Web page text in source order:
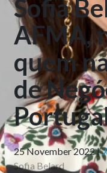
Sofia
AFMA,
quem
de
25 November 2022 |
Sofia Belard